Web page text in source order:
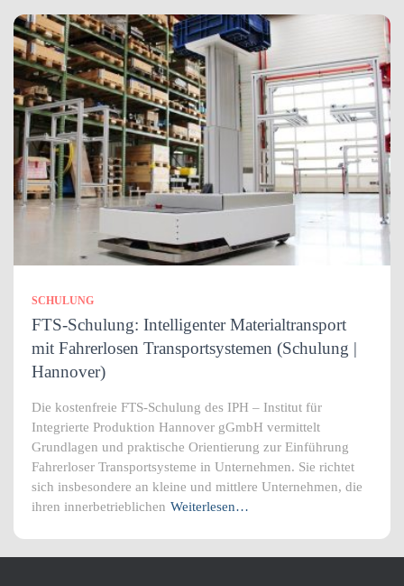
SCHULUNG
FTS-Schulung: Intelligenter Materialtransport
mit Fahrerlosen Transportsystemen (Schulung |
Hannover)
Die kostenfreie FTS-Schulung des IPH – Institut für
Integrierte Produktion Hannover gGmbH vermittelt
Grundlagen und praktische Orientierung zur Einführung
Fahrerloser Transportsysteme in Unternehmen. Sie richtet
sich insbesondere an kleine und mittlere Unternehmen, die
ihren innerbetrieblichen Weiterlesen…